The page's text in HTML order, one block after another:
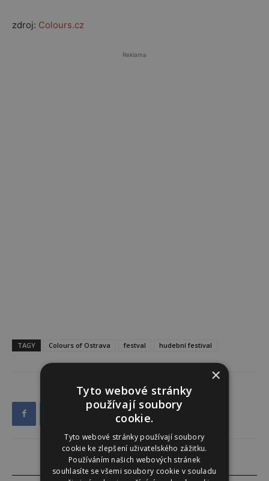
zdroj: Colours.cz
Reklama
TAGY Colours of Ostrava festval hudební festival
×
Tyto webové stránky
používají soubory
cookie.
Tyto webové stránky používají soubory
cookie ke zlepšení uživatelského zážitku.
Používáním našich webových stránek
souhlasíte se všemi soubory cookie v souladu